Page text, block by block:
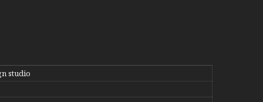
studio